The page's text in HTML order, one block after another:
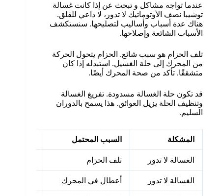
عندما تواجه مشاكل و تبحث عن إذا كانت غسالة
توشيبا نصف الأوتوماتيك لا تدور، لا داعي للقلق.
هناك عدة أسباب وأساليب لتصليحها. سنستكشف
الأسباب الشائعة وإصلاحها.
تلف الحزام هو سبب شائع. الحزام يتحول الحركة
من المحرك إلى حلة الغسيل. استبدله إذا كان
متشققًا. تأكد من صحة المحرك أيضًا.
قد تكون حلة الغسالة مسدودة. تفريغ الغسالة
وتنظيف الحلة يزيل العوائق. هذا يسمح بالدوران
السليم.
المشكلة السبب المحتمل
الغسالة لا تدور تلف الحزام
الغسالة لا تدور أعطال في المحرك